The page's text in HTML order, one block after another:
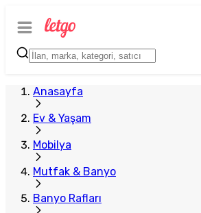
Anasayfa
Ev & Yaşam
Mobilya
Mutfak & Banyo
Banyo Rafları
Plus Satıcı